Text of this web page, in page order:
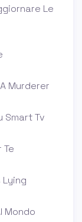
Le
Murderer
Smart Tv
Te
Lying
Mondo